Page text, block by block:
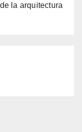
la arquitectura